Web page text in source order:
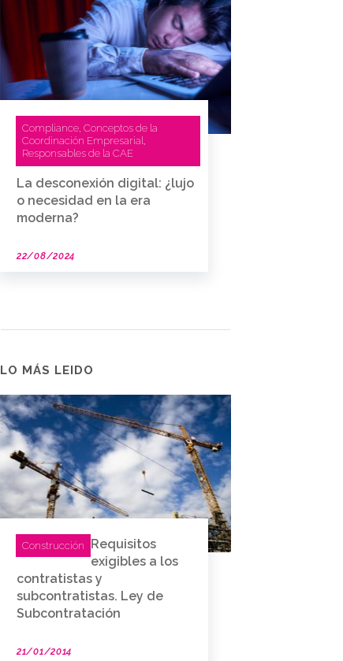
Compliance Conceptos de la
Coordinación Empresarial
Responsables de la CAE
La desconexión digital: ¿lujo
o necesidad en la era
moderna?
22/08/2024
LO MÁS LEIDO
Construcción
Requisitos
exigibles a los
contratistas y
subcontratistas. Ley de
Subcontratación
21/01/2014